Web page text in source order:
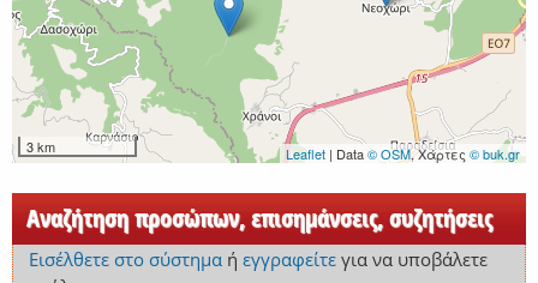
3 km Leaflet | Data© OSM, Χάρτες © buk.gr
Αναζήτηση προσώπων, επισημάνσεις, συζητήσεις
Εισέλθετε στο σύστημαή εγγραφείτεγια να υποβάλετε